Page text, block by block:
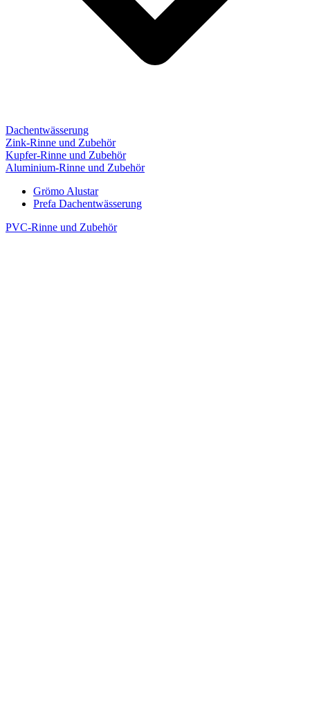
Dachentwässerung
Zink-Rinne und Zubehör
Kupfer-Rinne und Zubehör
Aluminium-Rinne und Zubehör
Grömo Alustar
Prefa Dachentwässerung
PVC-Rinne und Zubehör